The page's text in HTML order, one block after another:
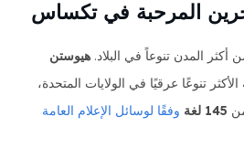
المرحبة في تكساس
المدن تنوعاً في البلاد. هيوستن
تنوعًا عرقيًا في الولايات المتحدة،
145 لغة
وفقًا لوسائل الإعلام العامة